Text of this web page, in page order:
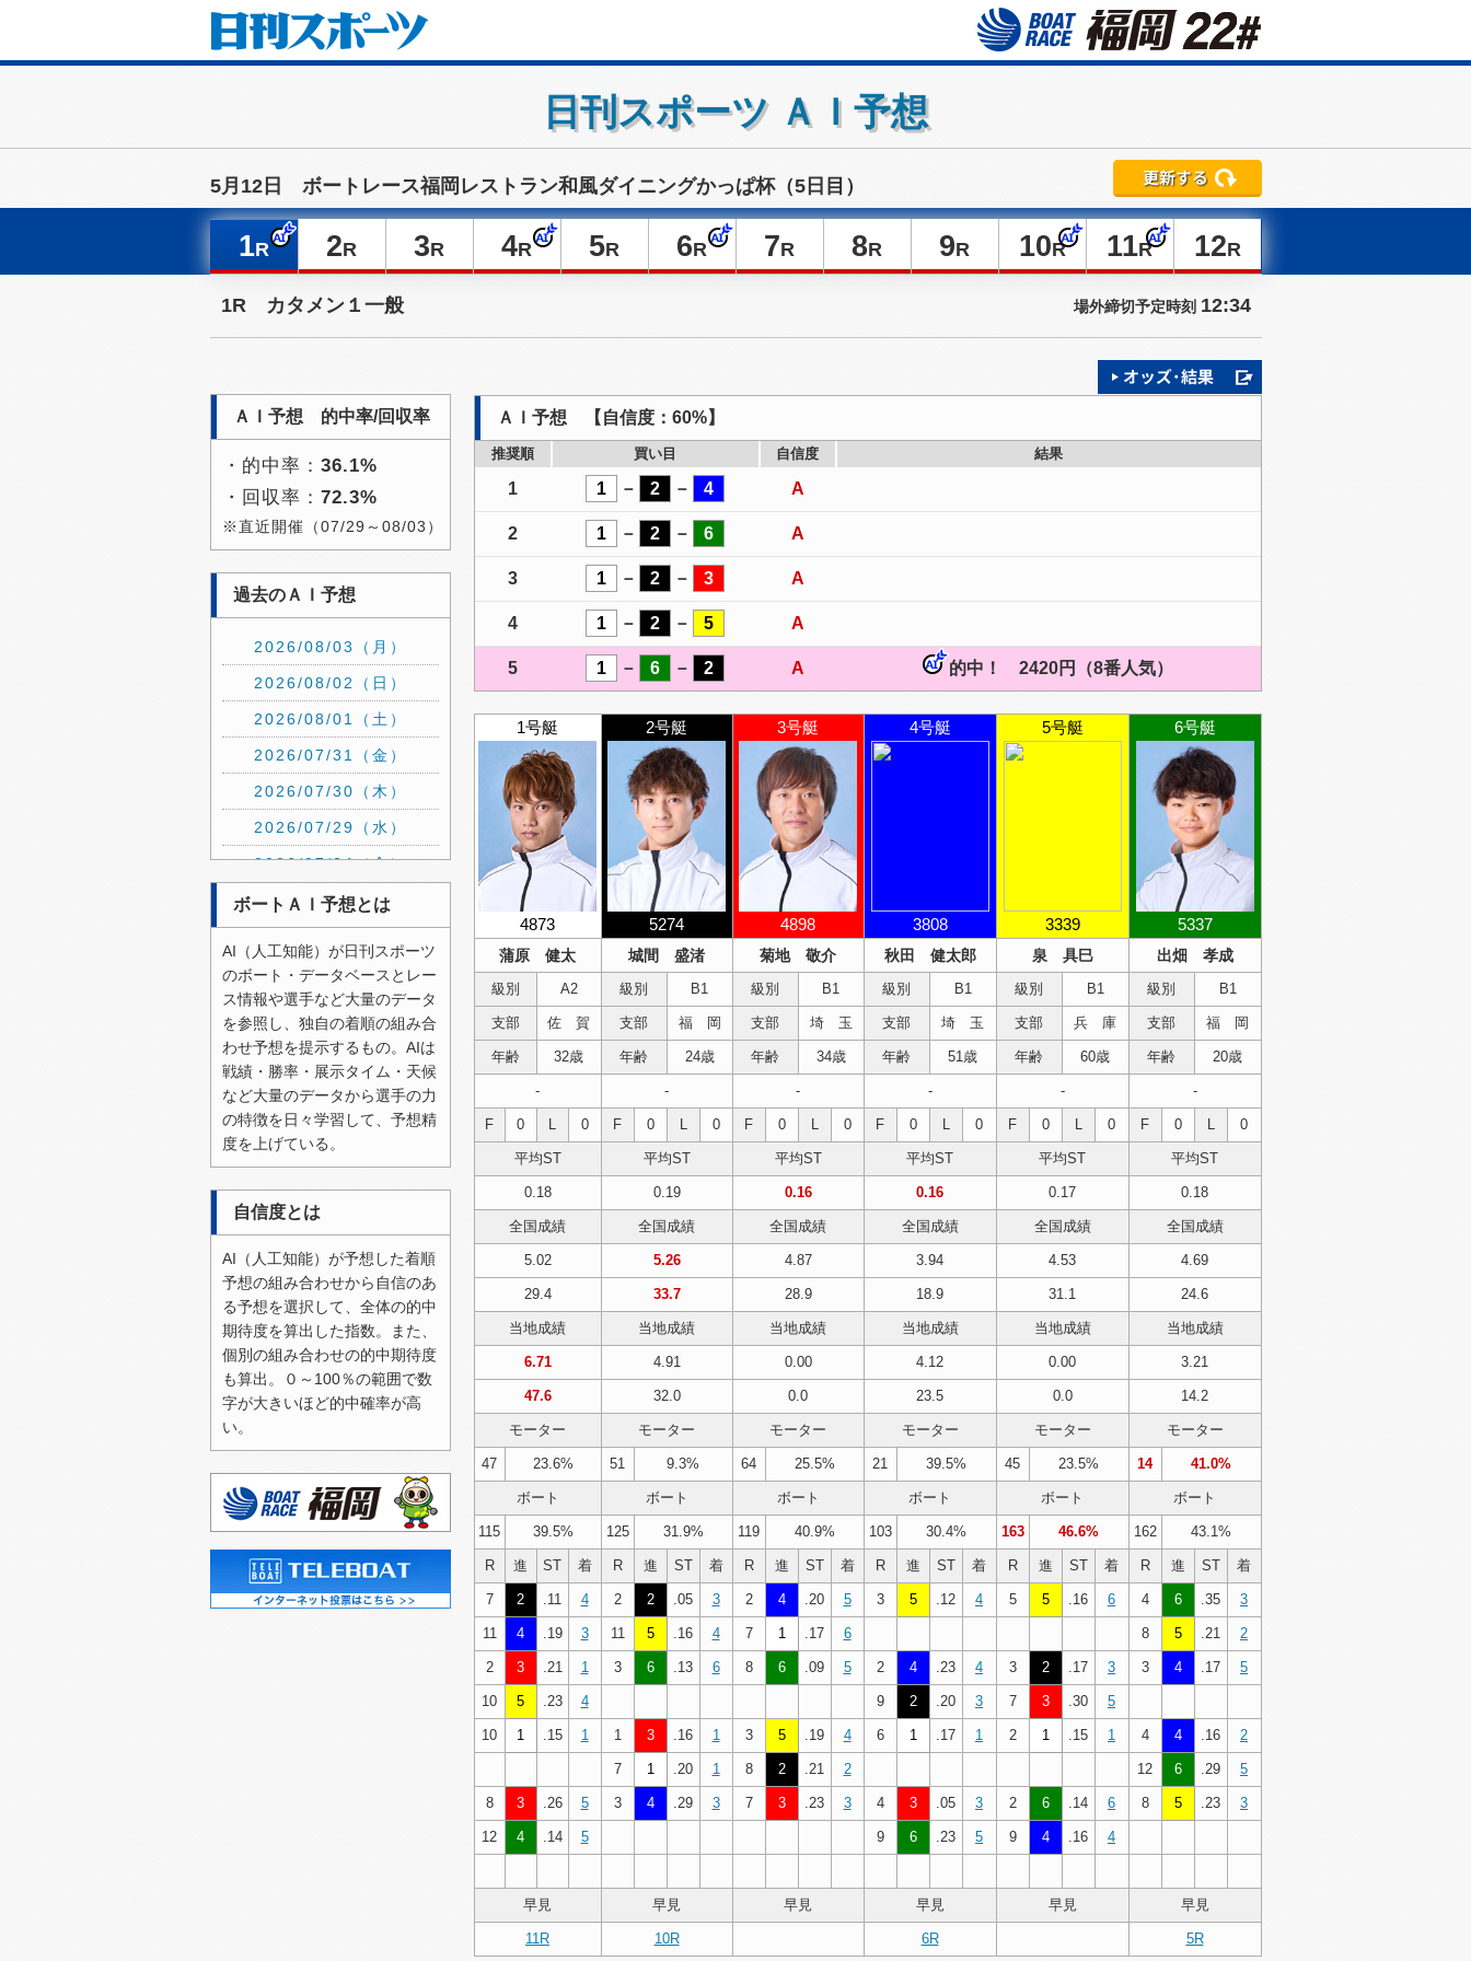
日刊スポーツ ＡＩ予想
5月12日 ボートレース福岡レストラン和風ダイニングかっぱ杯（5日目）
1R 2R 3R 4R 5R 6R 7R 8R 9R 10R 11R 12R
1R カタメン１一般 場外締切予定時刻 12:34
ＡＩ予想 的中率/回収率
・的中率： 36.1%
・回収率： 72.3%
※直近開催（07/29～08/03）
過去のＡＩ予想
2026/08/03（月）
2026/08/02（日）
2026/08/01（土）
2026/07/31（金）
2026/07/30（木）
2026/07/29（水）
2026/07/24（金）
2026/07/23（木）
2026/07/21（火）
2026/07/20（月）
2026/07/19（日）
2026/07/15（水）
2026/07/14（火）
2026/07/13（月）
2026/07/12（日）
2026/07/11（土）
2026/07/10（金）
2026/07/06（月）
2026/07/05（日）
2026/07/04（土）
2026/07/03（金）
2026/07/01（水）
2026/06/27（土）
2026/06/26（金）
2026/06/25（木）
ボートＡＩ予想とは
AI（人工知能）が日刊スポーツ
のボート・データベースとレー
ス情報や選手など大量のデータ
を参照し、独自の着順の組み合
わせ予想を提示するもの。AIは
戦績・勝率・展示タイム・天候
など大量のデータから選手の力
の特徴を日々学習して、予想精
度を上げている。
自信度とは
AI（人工知能）が予想した着順
予想の組み合わせから自信のあ
る予想を選択して、全体の的中
期待度を算出した指数。また、
個別の組み合わせの的中期待度
も算出。０～100％の範囲で数
字が大きいほど的中確率が高
い。
ＡＩ予想 【自信度：60%】
推奨順 買い目 自信度 結果
1 1 － 2 － 4 A
2 1 － 2 － 6 A
3 1 － 2 － 3 A
4 1 － 2 － 5 A
5 1 － 6 － 2 A 的中！ 2420円（8番人気）
1号艇
4873
2号艇
5274
3号艇
4898
4号艇
3808
5号艇
3339
6号艇
5337
蒲原 健太 城間 盛渚 菊地 敬介 秋田 健太郎 泉 具巳 出畑 孝成
級別 A2 級別 B1 級別 B1 級別 B1 級別 B1 級別 B1
支部 佐 賀 支部 福 岡 支部 埼 玉 支部 埼 玉 支部 兵 庫 支部 福 岡
年齢 32歳 年齢 24歳 年齢 34歳 年齢 51歳 年齢 60歳 年齢 20歳
- - - - - -
F 0 L 0 F 0 L 0 F 0 L 0 F 0 L 0 F 0 L 0 F 0 L 0
平均ST 平均ST 平均ST 平均ST 平均ST 平均ST
0.18 0.19 0.16 0.16 0.17 0.18
全国成績 全国成績 全国成績 全国成績 全国成績 全国成績
5.02 5.26 4.87 3.94 4.53 4.69
29.4 33.7 28.9 18.9 31.1 24.6
当地成績 当地成績 当地成績 当地成績 当地成績 当地成績
6.71 4.91 0.00 4.12 0.00 3.21
47.6 32.0 0.0 23.5 0.0 14.2
モーター モーター モーター モーター モーター モーター
47 23.6% 51 9.3% 64 25.5% 21 39.5% 45 23.5% 14 41.0%
ボート ボート ボート ボート ボート ボート
115 39.5% 125 31.9% 119 40.9% 103 30.4% 163 46.6% 162 43.1%
R 進 ST 着 R 進 ST 着 R 進 ST 着 R 進 ST 着 R 進 ST 着 R 進 ST 着
7 2 .11 4 2 2 .05 3 2 4 .20 5 3 5 .12 4 5 5 .16 6 4 6 .35 3
11 4 .19 3 11 5 .16 4 7 1 .17 6 8 5 .21 2
2 3 .21 1 3 6 .13 6 8 6 .09 5 2 4 .23 4 3 2 .17 3 3 4 .17 5
10 5 .23 4 9 2 .20 3 7 3 .30 5
10 1 .15 1 1 3 .16 1 3 5 .19 4 6 1 .17 1 2 1 .15 1 4 4 .16 2
7 1 .20 1 8 2 .21 2 12 6 .29 5
8 3 .26 5 3 4 .29 3 7 3 .23 3 4 3 .05 3 2 6 .14 6 8 5 .23 3
12 4 .14 5 9 6 .23 5 9 4 .16 4
早見 早見 早見 早見 早見 早見
11R 10R 6R 5R